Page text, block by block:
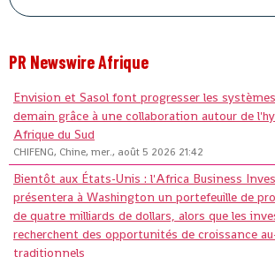
PR Newswire Afrique
Envision et Sasol font progresser les
demain grâce à une collaboration autour de
Afrique du Sud
CHIFENG, Chine, mer., août 5 2026 21:42
Bientôt aux États-Unis : l'Africa Business
présentera à Washington un portefeuille de
de quatre milliards de dollars, alors que les
recherchent des opportunités de croissance
traditionnels